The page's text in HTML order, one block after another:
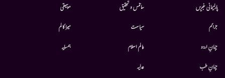
پارلیمانی خبریں
جرائم
جہانِ اردو
جہانِ طب
سائنس و تحقیق
سیاست
عالم اسلام
عدلیہ
موسيقى
میرا کالم
ہمسایہ